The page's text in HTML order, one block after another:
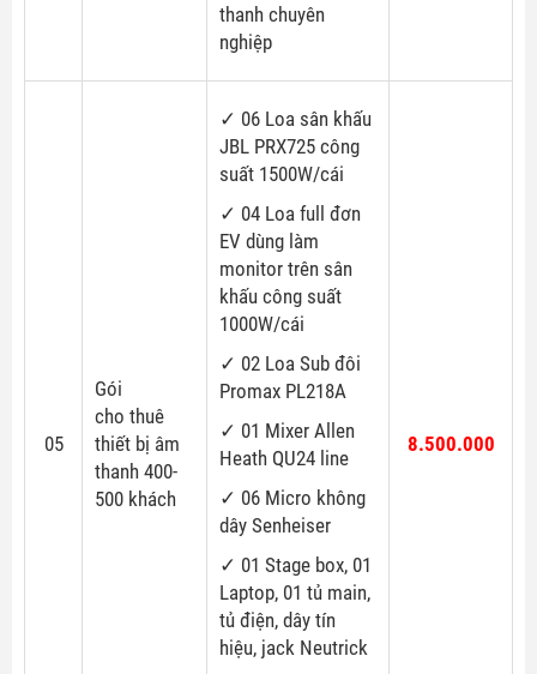
thanh chuyên
nghiệp
05
Gói
cho thuê
thiết bị âm
thanh 400-
500 khách
✓ 06 Loa sân khấu
JBL PRX725 công
suất 1500W/cái
✓ 04 Loa full đơn
EV dùng làm
monitor trên sân
khấu công suất
1000W/cái
✓ 02 Loa Sub đôi
Promax PL218A
✓ 01 Mixer Allen
Heath QU24 line
✓ 06 Micro không
dây Senheiser
✓ 01 Stage box, 01
Laptop, 01 tủ main,
tủ điện, dây tín
hiệu, jack Neutrick
8.500.000